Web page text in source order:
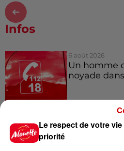
Infos
6 août 2026
Un homme
noyade
Vendre un
Le respect de votre
priorité